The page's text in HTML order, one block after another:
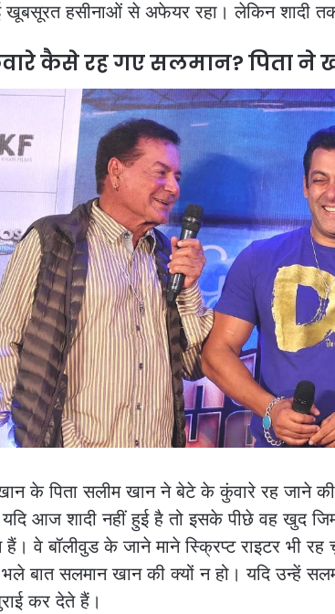
हसीनाओं से अफेयर रहा। लेकिन शादी
कैसे रह गए सलमान? पिता ने
के पिता सलीम खान ने बेटे के कुंवारे रह जाने
आज शादी नहीं हुई है तो इसके पीछे वह खुद
हैं। वे बॉलीवुड के जाने माने स्क्रिप्ट राइटर भी
बात सलमान खान की क्यों न हो। यदि उन्हें
कर देते हैं।